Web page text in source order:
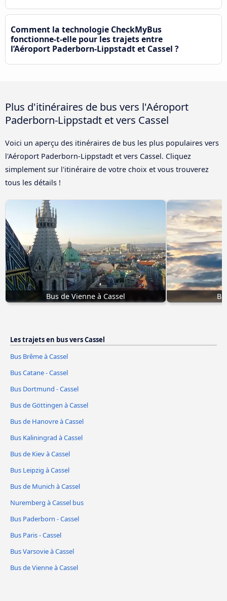
Comment la technologie CheckMyBus
fonctionne-t-elle pour les trajets entre
l’Aéroport Paderborn-Lippstadt et Cassel ?
Plus d'itinéraires de bus vers l'Aéroport
Paderborn-Lippstadt et vers Cassel
Voici un aperçu des itinéraires de bus les plus populaires vers
l'Aéroport Paderborn-Lippstadt et vers Cassel. Cliquez
simplement sur l'itinéraire de votre choix et vous trouverez
tous les détails !
Bus de Vienne à Cassel
Les trajets en bus vers Cassel
Bus Brême à Cassel
Bus Catane - Cassel
Bus Dortmund - Cassel
Bus de Göttingen à Cassel
Bus de Hanovre à Cassel
Bus Kaliningrad à Cassel
Bus de Kiev à Cassel
Bus Leipzig à Cassel
Bus de Munich à Cassel
Nuremberg à Cassel bus
Bus Paderborn - Cassel
Bus Paris - Cassel
Bus Varsovie à Cassel
Bus de Vienne à Cassel